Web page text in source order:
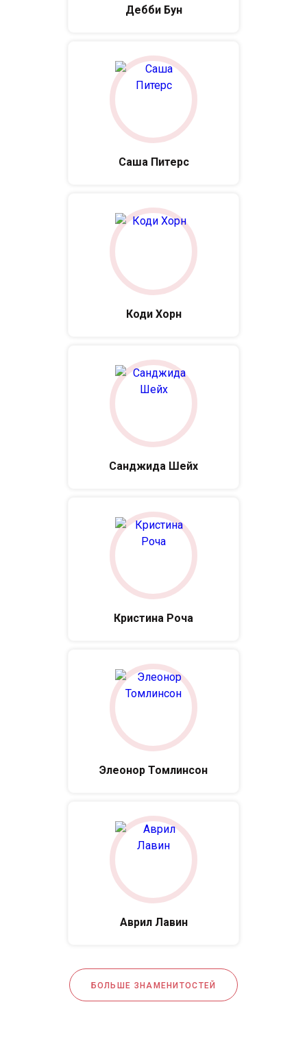
Дебби Бун
Саша Питерс
Коди Хорн
Санджида Шейх
Кристина Роча
Элеонор Томлинсон
Аврил Лавин
БОЛЬШЕ ЗНАМЕНИТОСТЕЙ